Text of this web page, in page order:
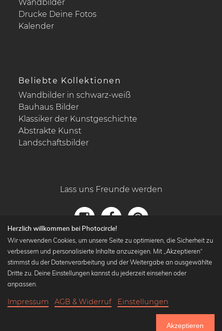
Wandbilder
Drucke Deine Fotos
Kalender
Beliebte Kollektionen
Wandbilder in schwarz-weiß
Bauhaus Bilder
Klassiker der Kunstgeschichte
Abstrakte Kunst
Landschaftsbilder
Lass uns Freunde werden
Herzlich willkommen bei Photocircle!
Wir verwenden Cookies, um unsere Seite zu optimieren, die Sicherheit zu
verbessern und personalisierte Inhalte anzuzeigen. Mit „Akzeptieren“
stimmst du der Datenverarbeitung und der Weitergabe an ausgewählte
Dritte zu. Deine Einstellungen kannst du jederzeit einsehen oder
anpassen.
Impressum AGB & Widerruf Einstellungen
Akzeptieren